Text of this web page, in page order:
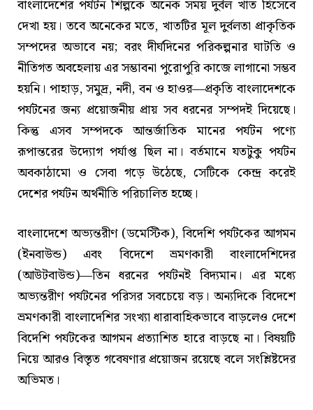
বাংলাদেশের পর্যটন শিল্পকে অনেক সময় দুর্বল খাত হিসেবে
দেখা হয়। তবে অনেকের মতে, খাতটির মূল দুর্বলতা প্রাকৃতিক
সম্পদের অভাবে নয়; বরং দীর্ঘদিনের পরিকল্পনার ঘাটতি ও
নীতিগত অবহেলায় এর সম্ভাবনা পুরোপুরি কাজে লাগানো সম্ভব
হয়নি। পাহাড়, সমুদ্র, নদী, বন ও হাওর—প্রকৃতি বাংলাদেশকে
পর্যটনের জন্য প্রয়োজনীয় প্রায় সব ধরনের সম্পদই দিয়েছে।
কিন্তু এসব সম্পদকে আন্তর্জাতিক মানের পর্যটন পণ্যে
রূপান্তরের উদ্যোগ পর্যাপ্ত ছিল না। বর্তমানে যতটুকু পর্যটন
অবকাঠামো ও সেবা গড়ে উঠেছে, সেটিকে কেন্দ্র করেই
দেশের পর্যটন অর্থনীতি পরিচালিত হচ্ছে।
বাংলাদেশে অভ্যন্তরীণ (ডমেস্টিক), বিদেশি পর্যটকের আগমন
(ইনবাউন্ড) এবং বিদেশে ভ্রমণকারী বাংলাদেশিদের
(আউটবাউন্ড)—তিন ধরনের পর্যটনই বিদ্যমান। এর মধ্যে
অভ্যন্তরীণ পর্যটনের পরিসর সবচেয়ে বড়। অন্যদিকে বিদেশে
ভ্রমণকারী বাংলাদেশির সংখ্যা ধারাবাহিকভাবে বাড়লেও দেশে
বিদেশি পর্যটকের আগমন প্রত্যাশিত হারে বাড়ছে না। বিষয়টি
নিয়ে আরও বিস্তৃত গবেষণার প্রয়োজন রয়েছে বলে সংশ্লিষ্টদের
অভিমত।